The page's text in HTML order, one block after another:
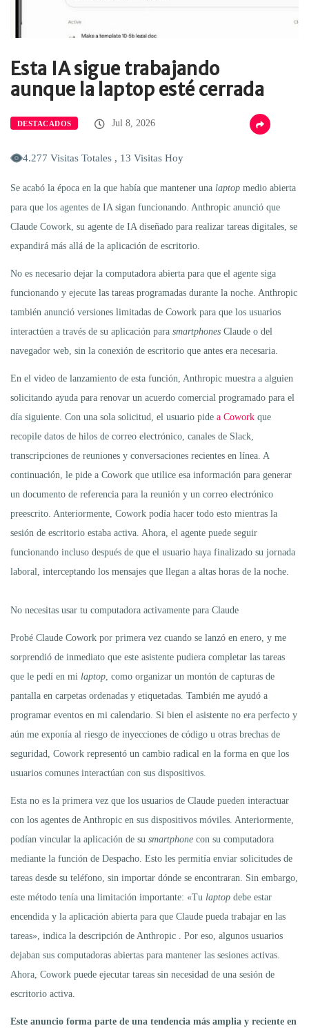
Esta IA sigue trabajando
aunque la laptop esté cerrada
DESTACADOS Jul 8, 2026
4.277 Visitas Totales , 13 Visitas Hoy
Se acabó la época en la que había que mantener una laptop medio abierta
para que los agentes de IA sigan funcionando. Anthropic anunció que
Claude Cowork, su agente de IA diseñado para realizar tareas digitales, se
expandirá más allá de la aplicación de escritorio.
No es necesario dejar la computadora abierta para que el agente siga
funcionando y ejecute las tareas programadas durante la noche. Anthropic
también anunció versiones limitadas de Cowork para que los usuarios
interactúen a través de su aplicación para smartphones Claude o del
navegador web, sin la conexión de escritorio que antes era necesaria.
En el video de lanzamiento de esta función, Anthropic muestra a alguien
solicitando ayuda para renovar un acuerdo comercial programado para el
día siguiente. Con una sola solicitud, el usuario pide a Cowork que
recopile datos de hilos de correo electrónico, canales de Slack,
transcripciones de reuniones y conversaciones recientes en línea. A
continuación, le pide a Cowork que utilice esa información para generar
un documento de referencia para la reunión y un correo electrónico
preescrito. Anteriormente, Cowork podía hacer todo esto mientras la
sesión de escritorio estaba activa. Ahora, el agente puede seguir
funcionando incluso después de que el usuario haya finalizado su jornada
laboral, interceptando los mensajes que llegan a altas horas de la noche.
No necesitas usar tu computadora activamente para Claude
Probé Claude Cowork por primera vez cuando se lanzó en enero, y me
sorprendió de inmediato que este asistente pudiera completar las tareas
que le pedí en mi laptop , como organizar un montón de capturas de
pantalla en carpetas ordenadas y etiquetadas. También me ayudó a
programar eventos en mi calendario. Si bien el asistente no era perfecto y
aún me exponía al riesgo de inyecciones de código u otras brechas de
seguridad, Cowork representó un cambio radical en la forma en que los
usuarios comunes interactúan con sus dispositivos.
Esta no es la primera vez que los usuarios de Claude pueden interactuar
con los agentes de Anthropic en sus dispositivos móviles. Anteriormente,
podían vincular la aplicación de su smartphone con su computadora
mediante la función de Despacho. Esto les permitía enviar solicitudes de
tareas desde su teléfono, sin importar dónde se encontraran. Sin embargo,
este método tenía una limitación importante: «Tu laptop debe estar
encendida y la aplicación abierta para que Claude pueda trabajar en las
tareas», indica la descripción de Anthropic . Por eso, algunos usuarios
dejaban sus computadoras abiertas para mantener las sesiones activas.
Ahora, Cowork puede ejecutar tareas sin necesidad de una sesión de
escritorio activa.
Este anuncio forma parte de una tendencia más amplia y reciente en